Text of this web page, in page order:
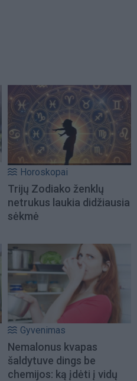
Horoskopai
Trijų Zodiako ženklų
netrukus laukia didžiausia
sėkmė
Gyvenimas
Nemalonus kvapas
šaldytuve dings be
chemijos: ką įdėti į vidų